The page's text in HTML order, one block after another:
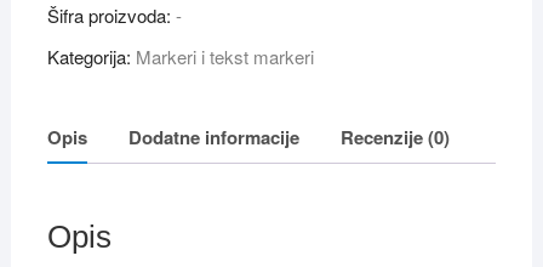
vrh
)
Šifra proizvoda: -
Kategorija: Markeri i tekst markeri
Opis Dodatne informacije Recenzije (0)
Opis